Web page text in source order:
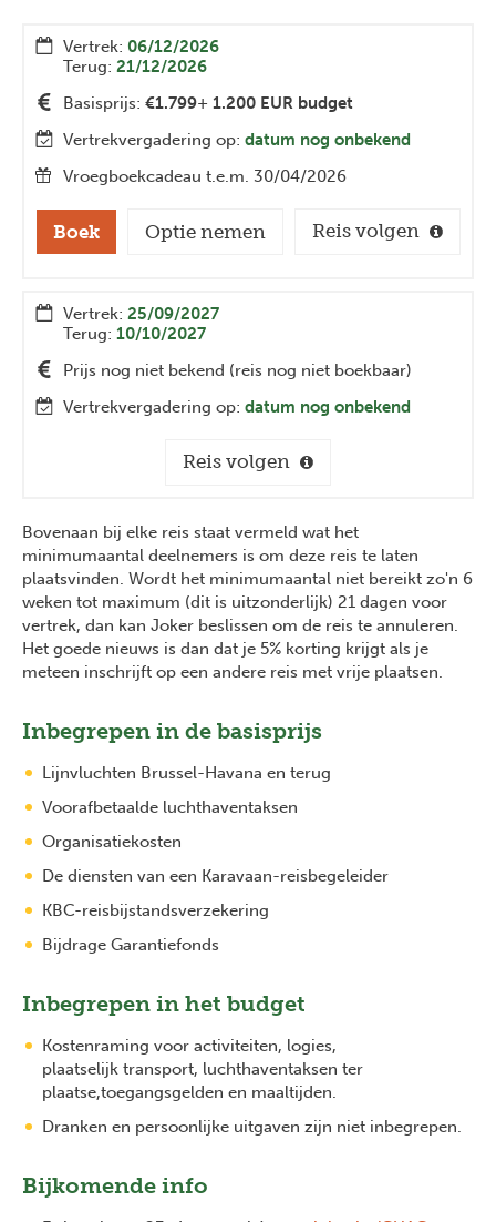
Vertrek: 06/12/2026
Terug: 21/12/2026
Basisprijs: €1.799+ 1.200 EUR budget
Vertrekvergadering op: datum nog onbekend
Vroegboekcadeau t.e.m. 30/04/2026
Boek Optie nemen Reis volgen
Vertrek: 25/09/2027
Terug: 10/10/2027
Prijs nog niet bekend (reis nog niet boekbaar)
Vertrekvergadering op: datum nog onbekend
Reis volgen
Bovenaan bij elke reis staat vermeld wat het
minimumaantal deelnemers is om deze reis te laten
plaatsvinden. Wordt het minimumaantal niet bereikt zo'n 6
weken tot maximum (dit is uitzonderlijk) 21 dagen voor
vertrek, dan kan Joker beslissen om de reis te annuleren.
Het goede nieuws is dan dat je 5% korting krijgt als je
meteen inschrijft op een andere reis met vrije plaatsen.
Inbegrepen in de basisprijs
Lijnvluchten Brussel-Havana en terug
Voorafbetaalde luchthaventaksen
Organisatiekosten
De diensten van een Karavaan-reisbegeleider
KBC-reisbijstandsverzekering
Bijdrage Garantiefonds
Inbegrepen in het budget
Kostenraming voor activiteiten, logies,
plaatselijk transport, luchthaventaksen ter
plaatse,toegangsgelden en maaltijden.
Dranken en persoonlijke uitgaven zijn niet inbegrepen.
Bijkomende info